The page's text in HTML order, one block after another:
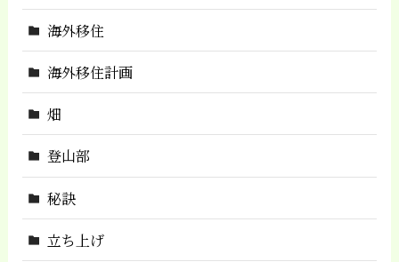
海外移住
海外移住計画
畑
登山部
秘訣
立ち上げ